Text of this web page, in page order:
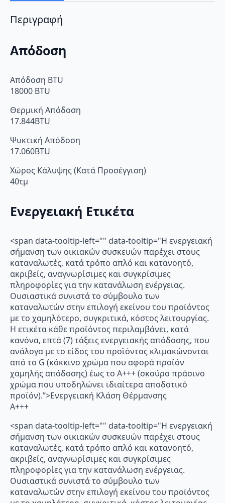
Περιγραφή
Απόδοση
Απόδοση BTU
18000 BTU
Θερμική Απόδοση
17.844BTU
Ψυκτική Απόδοση
17.060BTU
Χώρος Κάλυψης (Κατά Προσέγγιση)
40τμ
Ενεργειακή Ετικέτα
<span data-tooltip-left="" data-tooltip="Η ενεργειακή
σήμανση των οικιακών συσκευών παρέχει στους
καταναλωτές, κατά τρόπο απλό και κατανοητό,
ακριβείς, αναγνωρίσιμες και συγκρίσιμες
πληροφορίες για την κατανάλωση ενέργειας.
Ουσιαστικά συνιστά το σύμβουλο των
καταναλωτών στην επιλογή εκείνου του προϊόντος
με το χαμηλότερο, συγκριτικά, κόστος λειτουργίας.
Η ετικέτα κάθε προϊόντος περιλαμβάνει, κατά
κανόνα, επτά (7) τάξεις ενεργειακής απόδοσης, που
ανάλογα με το είδος του προϊόντος κλιμακώνονται
από το G (κόκκινο χρώμα που αφορά προϊόν
χαμηλής απόδοσης) έως το Α+++ (σκούρο πράσινο
χρώμα που υποδηλώνει ιδιαίτερα αποδοτικό
προϊόν).”>Ενεργειακή Κλάση Θέρμανσης
A+++
<span data-tooltip-left="" data-tooltip="Η ενεργειακή
σήμανση των οικιακών συσκευών παρέχει στους
καταναλωτές, κατά τρόπο απλό και κατανοητό,
ακριβείς, αναγνωρίσιμες και συγκρίσιμες
πληροφορίες για την κατανάλωση ενέργειας.
Ουσιαστικά συνιστά το σύμβουλο των
καταναλωτών στην επιλογή εκείνου του προϊόντος